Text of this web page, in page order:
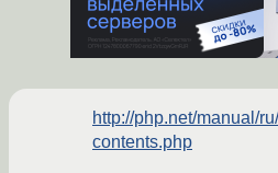
http://php.net/manual/
contents.php